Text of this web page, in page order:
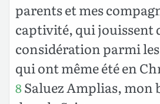
parents et mes
captivité, qui jouissent
considération parmi
qui ont même été en
8Saluez Amplias, mon